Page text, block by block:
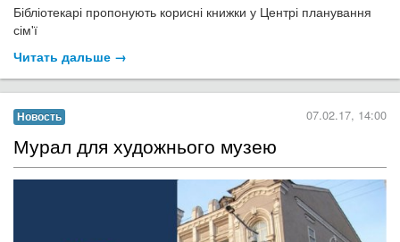
Бібліотекарі пропонують корисні книжки у Центрі планування
сім'ї
Читать дальше →
Новость 07.02.17, 14:00
Мурал для художнього музею